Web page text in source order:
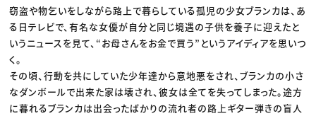
窃盗や物乞いをしながら路上で暮らしている孤児の少女ブランカは、あ
る日テレビで、有名な女優が自分と同じ境遇の子供を養子に迎えたと
いうニュースを見て、“お母さんをお金で買う”というアイディアを思いつ
く。
その頃、行動を共にしていた少年達から意地悪をされ、ブランカの小さ
なダンボールで出来た家は壊され、彼女は全てを失ってしまった。途方
に暮れるブランカは出会ったばかりの流れ者の路上ギター弾きの盲人